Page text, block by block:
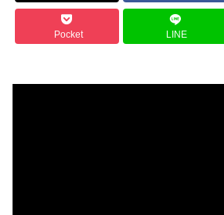
Pocket LINE